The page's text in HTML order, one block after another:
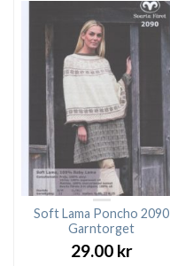
Soft Lama Poncho 2090
Garntorget
29.00 kr